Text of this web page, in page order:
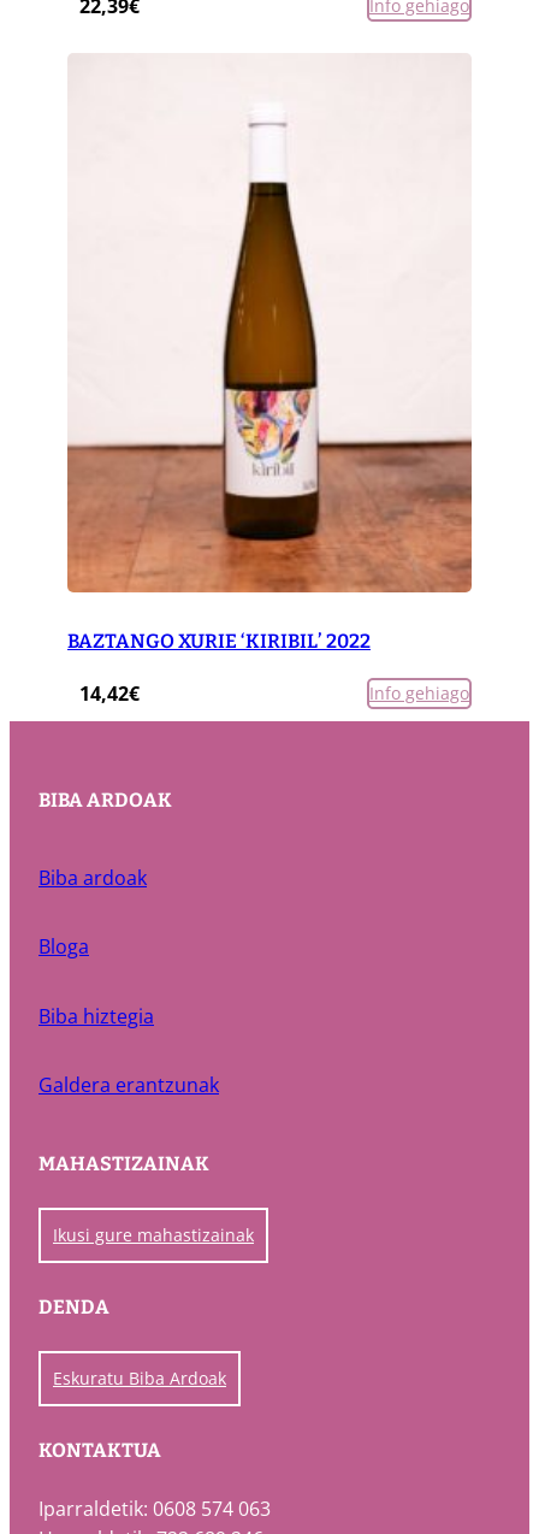
22,39€ Info gehiago
BAZTANGO XURIE ‘KIRIBIL’ 2022
14,42€ Info gehiago
BIBA ARDOAK
Biba ardoak
Bloga
Biba hiztegia
Galdera erantzunak
MAHASTIZAINAK
Ikusi gure mahastizainak
DENDA
Eskuratu Biba Ardoak
KONTAKTUA
Iparraldetik: 0608 574 063